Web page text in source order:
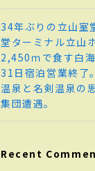
34年ぶりの立山室
堂ターミナル立山
2,450ｍで食す白
31日宿泊営業終了
温泉と名剣温泉の
集団遭遇。
Recent